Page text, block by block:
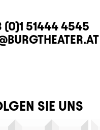
(0)1 51444 4545
SIE UNS